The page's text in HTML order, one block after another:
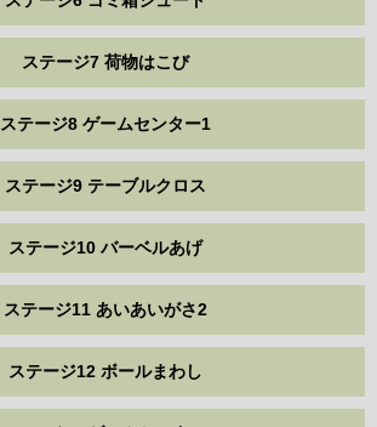
ステージ7 荷物はこび
ステージ8 ゲームセンター1
ステージ9 テーブルクロス
ステージ10 バーベルあげ
ステージ11 あいあいがさ2
ステージ12 ボールまわし